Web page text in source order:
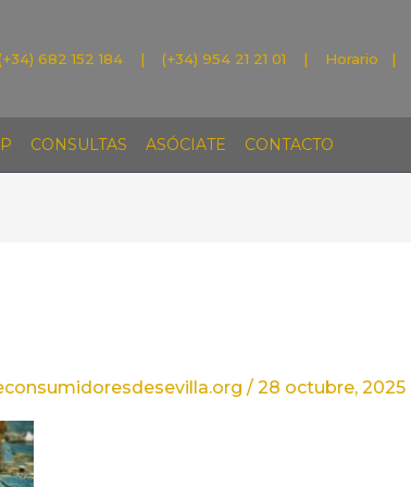
682 152 184 | (+34) 954 21 21 01 | Horario |
CONSULTAS ASÓCIATE CONTACTO
/ 28 octubre, 2025